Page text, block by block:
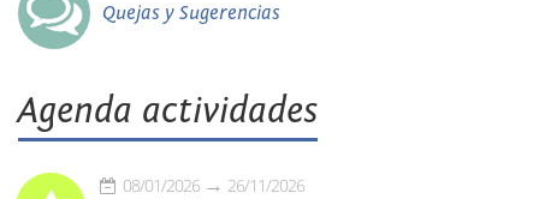
Quejas y Sugerencias
Agenda actividades
08/01/2026 26/11/2026